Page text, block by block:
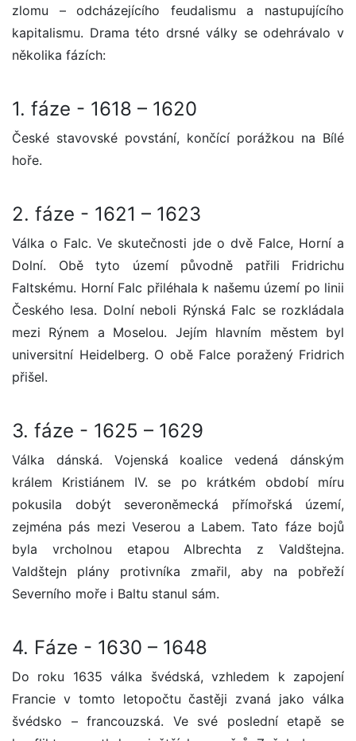
zlomu – odcházejícího feudalismu a nastupujícího
kapitalismu. Drama této drsné války se odehrávalo v
několika fázích:
1. fáze - 1618 – 1620
České stavovské povstání, končící porážkou na Bílé
hoře.
2. fáze - 1621 – 1623
Válka o Falc. Ve skutečnosti jde o dvě Falce, Horní a
Dolní. Obě tyto území původně patřili Fridrichu
Faltskému. Horní Falc přiléhala k našemu území po linii
Českého lesa. Dolní neboli Rýnská Falc se rozkládala
mezi Rýnem a Moselou. Jejím hlavním městem byl
universitní Heidelberg. O obě Falce poražený Fridrich
přišel.
3. fáze - 1625 – 1629
Válka dánská. Vojenská koalice vedená dánským
králem Kristiánem IV. se po krátkém období míru
pokusila dobýt severoněmecká přímořská území,
zejména pás mezi Veserou a Labem. Tato fáze bojů
byla vrcholnou etapou Albrechta z Valdštejna.
Valdštejn plány protivníka zmařil, aby na pobřeží
Severního moře i Baltu stanul sám.
4. Fáze - 1630 – 1648
Do roku 1635 válka švédská, vzhledem k zapojení
Francie v tomto letopočtu častěji zvaná jako válka
švédsko – francouzská. Ve své poslední etapě se